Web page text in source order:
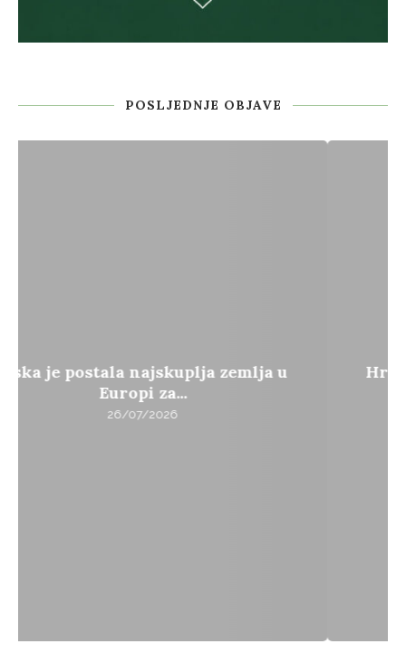
POSLJEDNJE OBJAVE
Hrvatska se uključuje u slučaj teško
oboljelog Denisa...
06/08/2026